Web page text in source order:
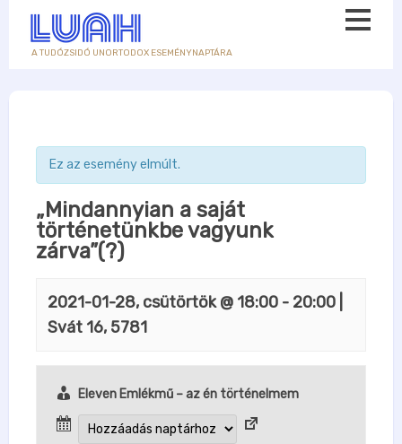
A TUDÓZSIDÓ UNORTODOX ESEMÉNYNAPTÁRA
Ez az esemény elmúlt.
„Mindannyian a saját
történetünkbe vagyunk
zárva”(?)
2021-01-28, csütörtök @ 18:00 - 20:00
Svát 16, 5781
Eleven Emlékmű – az én történelmem